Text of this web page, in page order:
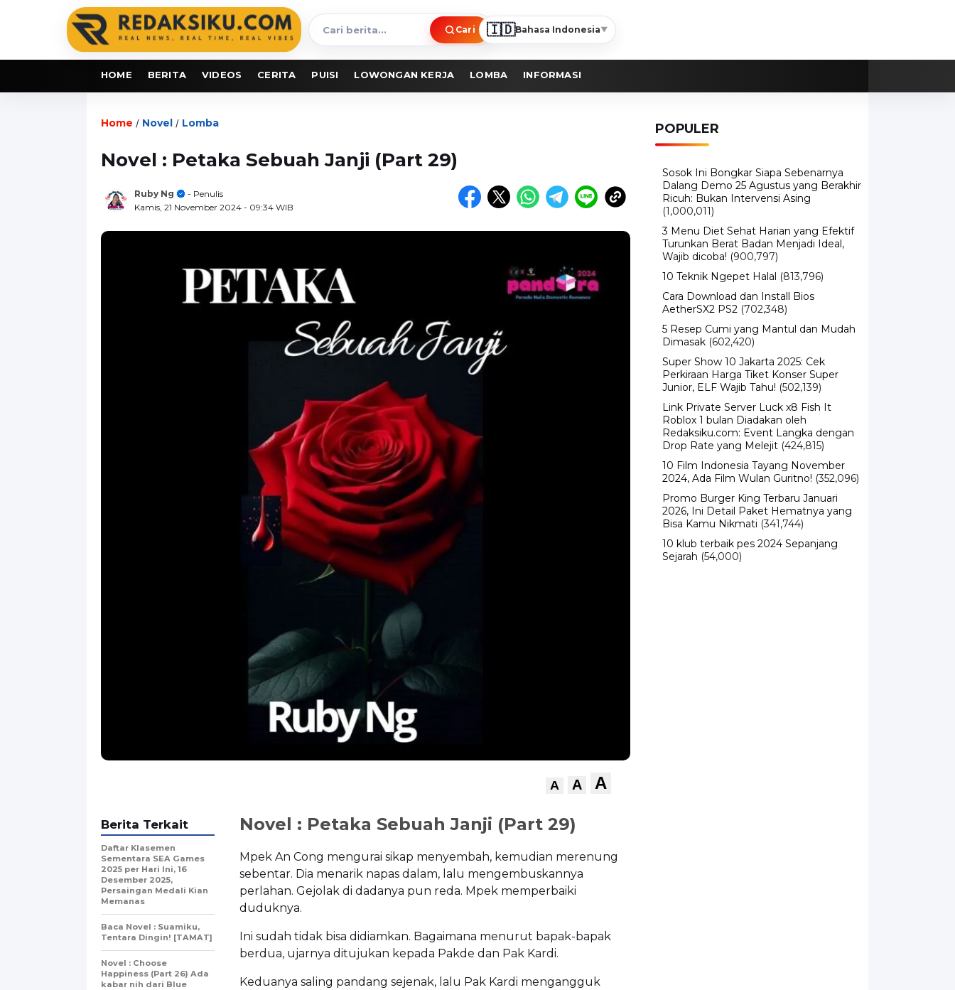
Cari
berita
Cari 🇮🇩Bahasa Indonesia▼
HOME BERITA VIDEOS CERITA PUISI LOWONGAN KERJA LOMBA INFORMASI
Home / Novel / Lomba
Novel : Petaka Sebuah Janji (Part 29)
Ruby Ng
- Penulis
Kamis, 21 November 2024 - 09:34 WIB
A A A
Novel : Petaka Sebuah Janji (Part 29)
Mpek An Cong mengurai sikap menyembah, kemudian merenung
sebentar. Dia menarik napas dalam, lalu mengembuskannya
perlahan. Gejolak di dadanya pun reda. Mpek memperbaiki
duduknya.
Ini sudah tidak bisa didiamkan. Bagaimana menurut bapak-bapak
berdua, ujarnya ditujukan kepada Pakde dan Pak Kardi.
Keduanya saling pandang sejenak, lalu Pak Kardi mengangguk
Berita Terkait
Daftar Klasemen
Sementara SEA Games
2025 per Hari Ini, 16
Desember 2025,
Persaingan Medali Kian
Memanas
Baca Novel : Suamiku,
Tentara Dingin! [TAMAT]
Novel : Choose
Happiness (Part 26) Ada
kabar nih dari Blue
POPULER
Sosok Ini Bongkar Siapa Sebenarnya
Dalang Demo 25 Agustus yang Berakhir
Ricuh: Bukan Intervensi Asing
(1,000,011)
3 Menu Diet Sehat Harian yang Efektif
Turunkan Berat Badan Menjadi Ideal,
Wajib dicoba! (900,797)
10 Teknik Ngepet Halal (813,796)
Cara Download dan Install Bios
AetherSX2 PS2 (702,348)
5 Resep Cumi yang Mantul dan Mudah
Dimasak (602,420)
Super Show 10 Jakarta 2025: Cek
Perkiraan Harga Tiket Konser Super
Junior, ELF Wajib Tahu! (502,139)
Link Private Server Luck x8 Fish It
Roblox 1 bulan Diadakan oleh
Redaksiku.com: Event Langka dengan
Drop Rate yang Melejit (424,815)
10 Film Indonesia Tayang November
2024, Ada Film Wulan Guritno! (352,096)
Promo Burger King Terbaru Januari
2026, Ini Detail Paket Hematnya yang
Bisa Kamu Nikmati (341,744)
10 klub terbaik pes 2024 Sepanjang
Sejarah (54,000)